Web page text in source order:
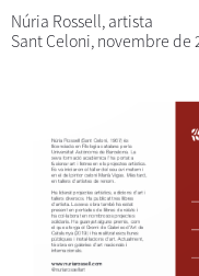
Núria Rossell, artista
Sant Celoni, novembre de